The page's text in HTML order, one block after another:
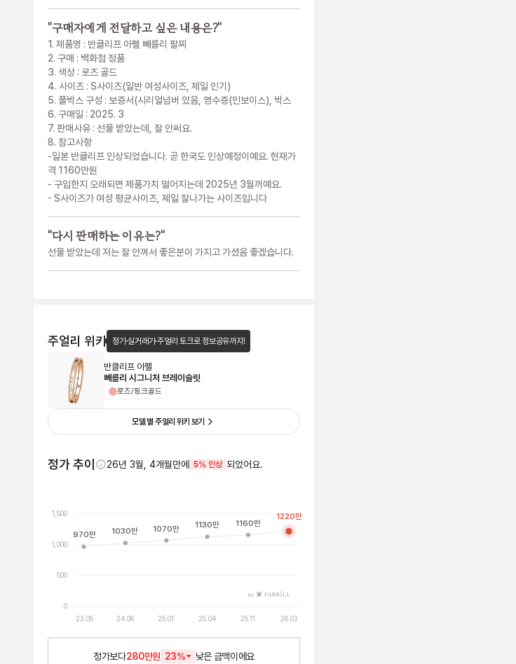
"구매자에게 전달하고 싶은 내용은?"
1. 제품명 : 반클리프 아펠 빼를리 팔찌
2. 구매 : 백화점 정품
3. 색상 : 로즈 골드
4. 사이즈 : S사이즈(일반 여성사이즈, 제일 인기)
5. 풀박스 구성 : 보증서(시리얼넘버 있음, 영수증(인보이스), 박스
6. 구매일 : 2025. 3
7. 판매사유 : 선물 받았는데, 잘 안써요.
8. 참고사항
-일본 반클리프 인상되었습니다. 곧 한국도 인상예정이예요. 현재가
격 1160만원
- 구입한지 오래되면 제품가치 떨어지는데 2025년 3월꺼예요.
- S사이즈가 여성 평균사이즈, 제일 잘나가는 사이즈입니다
"다시 판매하는 이유는?"
선물 받았는데 저는 잘 안껴서 좋은분이 가지고 가셨음 좋겠습니다.
주얼리 위키 정가·실거래가·주얼리 토크로 정보공유까지!
반클리프 아펠
뻬를리 시그니처 브레이슬릿
로즈/핑크골드
모델 별 주얼리 위키 보기
정가 추이 26년 3월, 4개월만에 5% 인상 되었어요.
0
500
1,000
1,500
23.05 24.06 25.01 25.04 25.11 26.03
by
970만 1030만 1070만 1130만 1160만
1220만
정가보다280만원 23% 낮은금액이에요